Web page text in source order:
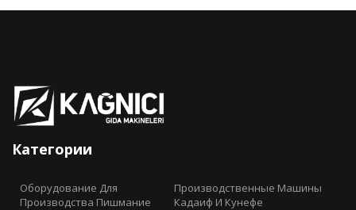
Категории
Оборудование Для
Производства Пишмание
Производственные Машины
Кадаиф И Кунефе